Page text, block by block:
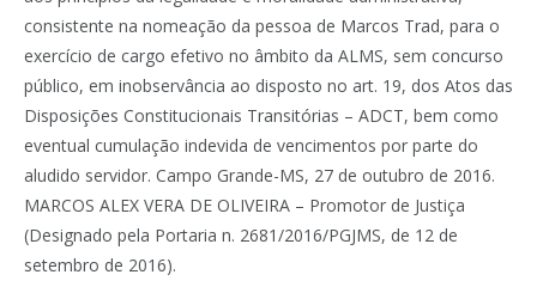
consistente na nomeação da pessoa de Marcos Trad, para o
exercício de cargo efetivo no âmbito da ALMS, sem concurso
público, em inobservância ao disposto no art. 19, dos Atos das
Disposições Constitucionais Transitórias – ADCT, bem como
eventual cumulação indevida de vencimentos por parte do
aludido servidor. Campo Grande-MS, 27 de outubro de 2016.
MARCOS ALEX VERA DE OLIVEIRA – Promotor de Justiça
(Designado pela Portaria n. 2681/2016/PGJMS, de 12 de
setembro de 2016).